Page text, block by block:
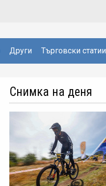
Други Търговски статии
Снимка на деня